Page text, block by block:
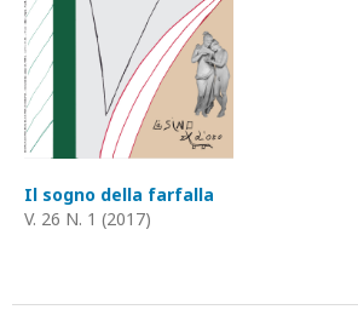
Il sogno della farfalla
V. 26 N. 1 (2017)